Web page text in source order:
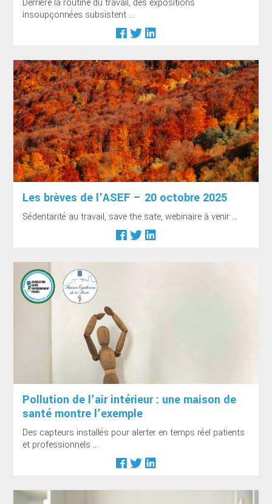
Derrière la routine du travail, des expositions
insoupçonnées subsistent ...
Les brèves de l’ASEF – 20 octobre 2025
Sédentarité au travail, save the sate, webinaire à venir ...
Pollution de l’air intérieur : une maison de
santé montre l’exemple
Des capteurs installés pour alerter en temps réel patients
et professionnels ...